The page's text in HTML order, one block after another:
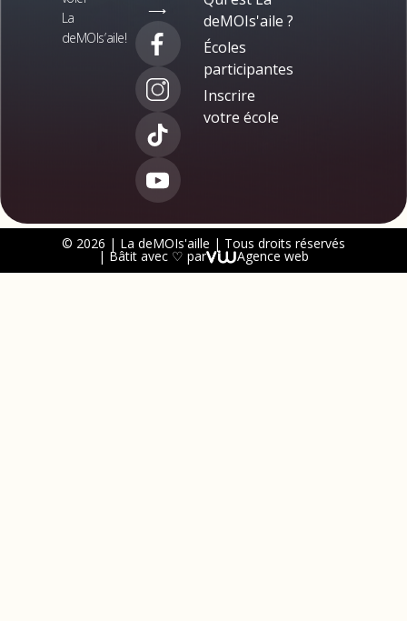
La
deMOIs’aile!
⟶
deMOIs'aile ?
Écoles
participantes
Inscrire
votre école
© 2026 | La deMOIs'aille | Tous droits réservés
| Bâtit avec ♡ par Agence web